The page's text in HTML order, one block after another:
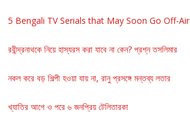
5 Bengali TV Serials that May Soon Go Off-Air
রবীন্দ্রনাথকে নিয়ে হাস্যরস করা যাবে না কেন? প্রশ্ন তসলিমার
নকল করে বড় শিল্পী হওয়া যায় না, রানু প্রসঙ্গে মন্তব্য লতার
খ্যাতির আগে ও পরে ৬ জনপ্রিয় টেলিতারকা